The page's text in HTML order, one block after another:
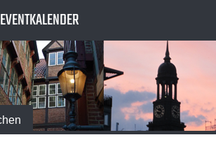
EVENTKALENDER